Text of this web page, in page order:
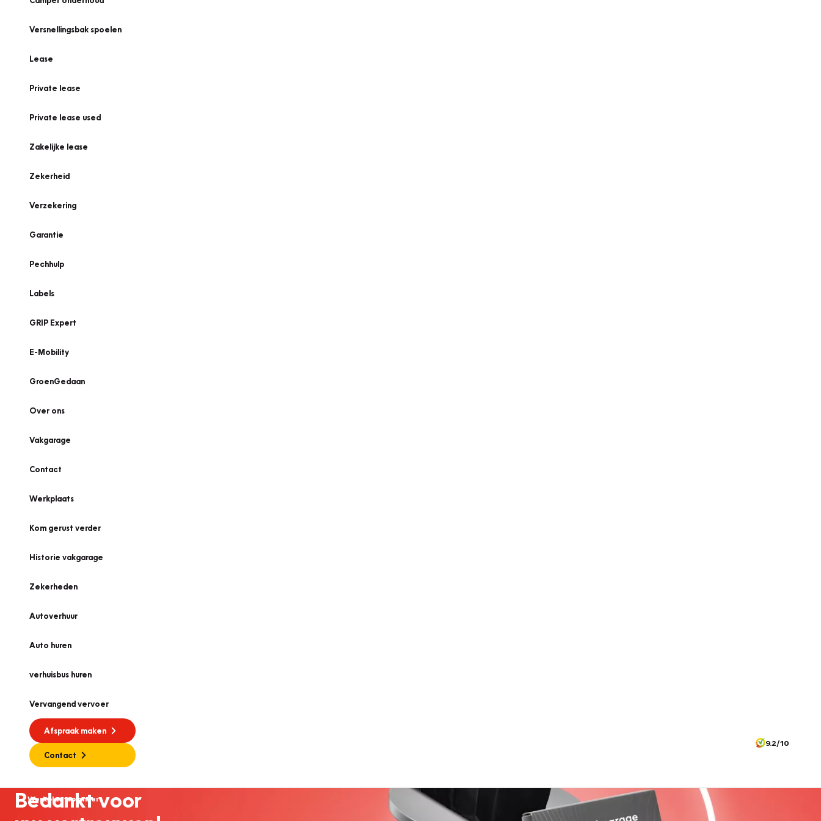
Versnellingsbak spoelen
Lease
Private lease
Private lease used
Zakelijke lease
Zekerheid
Verzekering
Garantie
Pechhulp
Labels
GRIP Expert
E-Mobility
GroenGedaan
Over ons
Vakgarage
Contact
Werkplaats
Kom gerust verder
Historie vakgarage
Zekerheden
Autoverhuur
Auto huren
verhuisbus huren
Vervangend vervoer
Afspraak maken
Contact
9.2/10
Werkplaatsplanner
Bedankt voor